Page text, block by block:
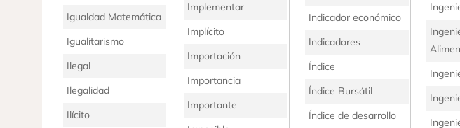
Igualdad Matemática
Igualitarismo
Ilegal
Ilegalidad
Ilícito
Implementar
Implícito
Importación
Importancia
Importante
Indicador económico
Indicadores
Índice
Índice Bursátil
Índice de desarrollo